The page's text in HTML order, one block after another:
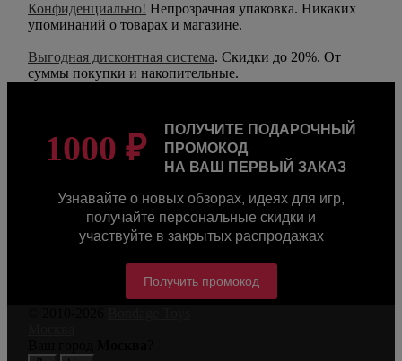
Конфиденциально! Непрозрачная упаковка. Никаких
упоминаний о товарах и магазине.
Выгодная дисконтная система. Скидки до 20%. От
суммы покупки и накопительные.
1000 ₽
ПОЛУЧИТЕ ПОДАРОЧНЫЙ
ПРОМОКОД
НА ВАШ ПЕРВЫЙ ЗАКАЗ
Узнавайте о новых обзорах, идеях для игр,
получайте персональные скидки и
участвуйте в закрытых распродажах
Получить промокод